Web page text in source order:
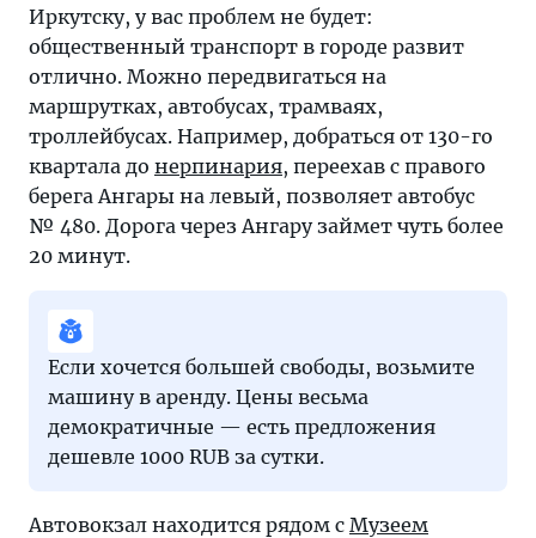
Иркутску, у вас проблем не будет:
общественный транспорт в городе развит
отлично. Можно передвигаться на
маршрутках, автобусах, трамваях,
троллейбусах. Например, добраться от 130-го
квартала до нерпинария, переехав с правого
берега Ангары на левый, позволяет автобус
№ 480. Дорога через Ангару займет чуть более
20 минут.
Если хочется большей свободы, возьмите
машину в аренду. Цены весьма
демократичные — есть предложения
дешевле 1000 RUB за сутки.
Автовокзал находится рядом с Музеем